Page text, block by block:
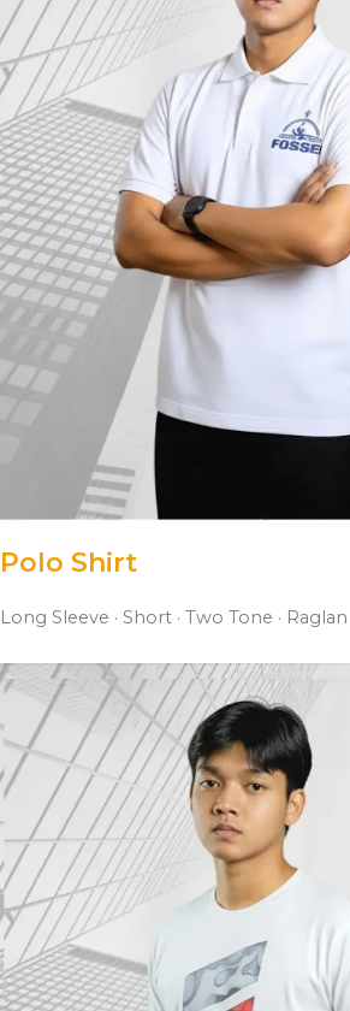
Polo Shirt
Long Sleeve · Short · Two Tone · Raglan